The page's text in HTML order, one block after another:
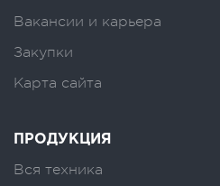
Вакансии и карьера
Закупки
Карта сайта
ПРОДУКЦИЯ
Вся техника